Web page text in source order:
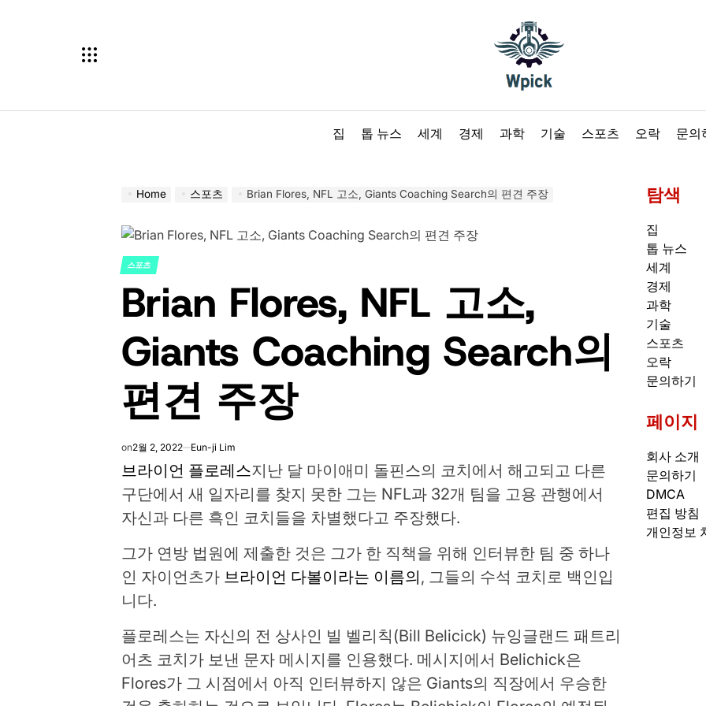
집
톱 뉴스 세계 경제 과학 기술 스포츠 오락 문의
Home 스포츠 Brian Flores, NFL 고소, Giants Coaching Search의 편견 주장
POSTED
IN
스포츠
Brian Flores, NFL 고소,
Giants Coaching Search의
편견 주장
on2월 2, 2022 Eun-ji Lim
브라이언 플로레스지난 달 마이애미 돌핀스의 코치에서 해고되고 다른
구단에서 새 일자리를 찾지 못한 그는 NFL과 32개 팀을 고용 관행에서
자신과 다른 흑인 코치들을 차별했다고 주장했다.
그가 연방 법원에 제출한 것은 그가 한 직책을 위해 인터뷰한 팀 중 하나
인 자이언츠가 브라이언 다볼이라는 이름의, 그들의 수석 코치로 백인입
니다.
플로레스는 자신의 전 상사인 빌 벨리칙(Bill Belicick) 뉴잉글랜드 패트리
어츠 코치가 보낸 문자 메시지를 인용했다. 메시지에서 Belichick은
Flores가 그 시점에서 아직 인터뷰하지 않은 Giants의 직장에서 우승한
탐색
집
톱 뉴스
세계
경제
과학
기술
스포츠
오락
문의하기
페이지
회사 소개
문의하기
DMCA
편집 방침
개인정보